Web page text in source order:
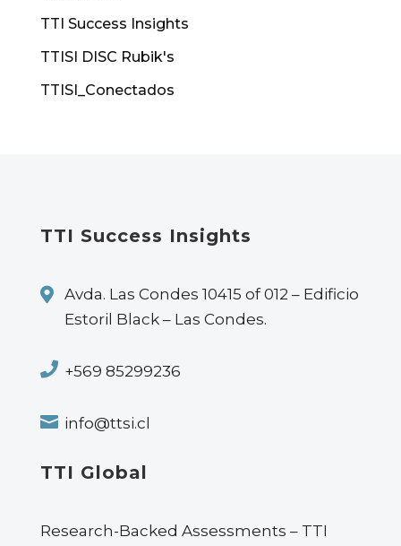
TTI Success Insights
TTISI DISC Rubik's
TTISI_Conectados
TTI Success Insights

Avda. Las Condes 10415 of 012 – Edificio
Estoril Black – Las Condes.
 +569 85299236
 info@ttsi.cl
TTI Global
Research-Backed Assessments – TTI